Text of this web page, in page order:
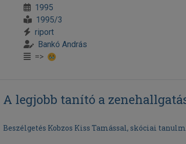
1995
1995/3
riport
Bankó András
=>
A legjobb tanító a
Beszélgetés Kobzos Kiss Tamással, skóciai